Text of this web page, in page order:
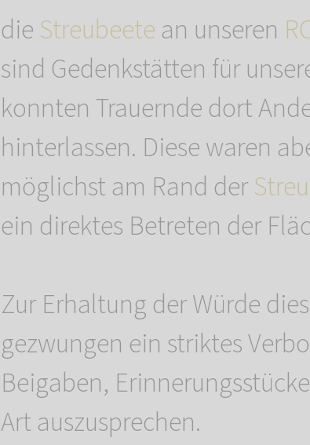
die Streubeete an unseren
sind Gedenkstätten für
konnten Trauernde dort
hinterlassen. Diese waren
möglichst am Rand der
ein direktes Betreten der
Zur Erhaltung der Würde
gezwungen ein striktes
Beigaben,
Art auszusprechen.